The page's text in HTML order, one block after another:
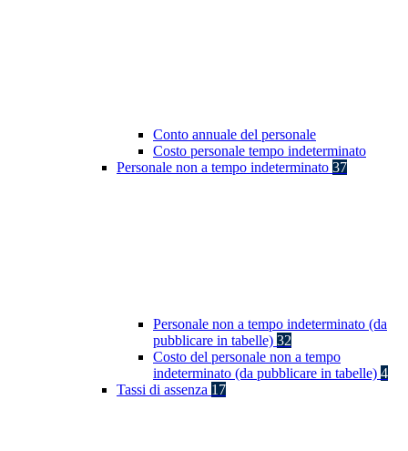
Conto annuale del personale
Costo personale tempo indeterminato
Personale non a tempo indeterminato 37
Personale non a tempo indeterminato (da
pubblicare in tabelle) 32
Costo del personale non a tempo
indeterminato (da pubblicare in tabelle) 4
Tassi di assenza 17